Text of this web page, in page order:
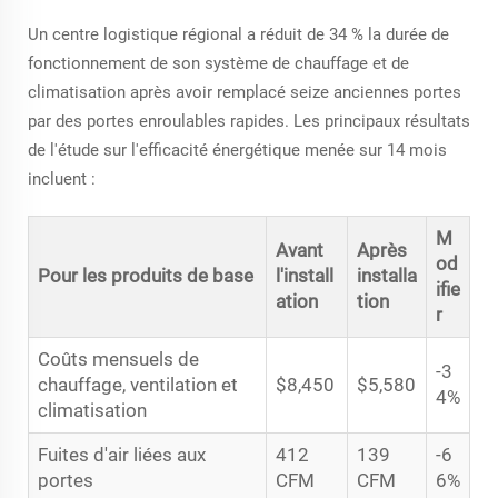
Un centre logistique régional a réduit de 34 % la durée de
fonctionnement de son système de chauffage et de
climatisation après avoir remplacé seize anciennes portes
par des portes enroulables rapides. Les principaux résultats
de l'étude sur l'efficacité énergétique menée sur 14 mois
incluent :
Pour les produits de base
Avant
l'install
ation
Après
installa
tion
M
od
ifie
r
Coûts mensuels de
chauffage, ventilation et
climatisation
$8,450 $5,580
-3
4%
Fuites d'air liées aux
portes
412
CFM
139
CFM
-6
6%